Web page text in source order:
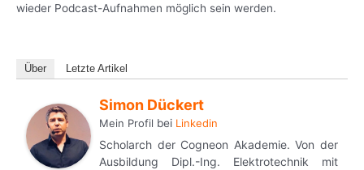
wieder Podcast-Aufnahmen möglich sein werden.
Über Letzte Artikel
Simon Dückert
Mein Profil bei Linkedin
Scholarch der Cogneon Akademie. Von der
Ausbildung Dipl.-Ing. Elektrotechnik mit